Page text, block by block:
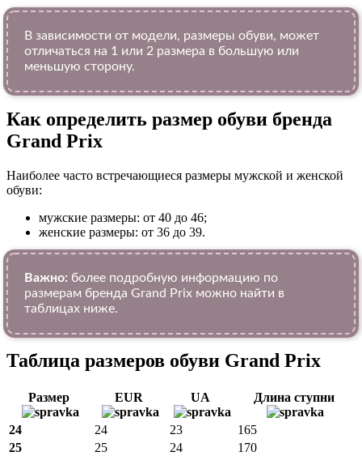
В зависимости от модели, размеры обуви, может
отличаться на 1 или 2 размера в большую или
меньшую сторону.
Как определить размер обуви брендa
Grand Prix
Наиболее часто встречающиеся размеры мужской и женской
обуви:
мужские размеры: от 40 до 46;
женские размеры: от 36 до 39.
Важно: более подробную информацию по
размерам бренда Grand Prix можно найти в
таблицах ниже.
Таблица размеров обуви Grand Prix
Размер EUR UA Длина ступни
24 24 23
165
25
25 24
170